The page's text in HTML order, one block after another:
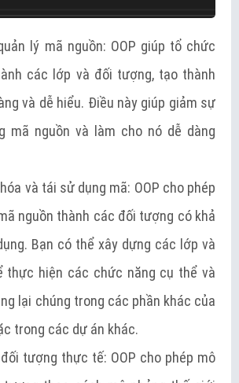
lý mã nguồn: OOP giúp tổ chức
các lớp và đối tượng, tạo thành
và dễ hiểu. Điều này giúp giảm sự
mã nguồn và làm cho nó dễ dàng
và tái sử dụng mã: OOP cho phép
nguồn thành các đối tượng có khả
Bạn có thể xây dựng các lớp và
thực hiện các chức năng cụ thể và
lại chúng trong các phần khác của
trong các dự án khác.
tượng thực tế: OOP cho phép mô